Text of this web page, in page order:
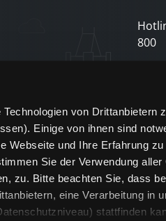
von Drittanbietern
Einige von ihnen sind
Webseite und Ihre Erfahrung zu
Sie der Verwendung aller
zu. Bitte beachten Sie, dass
eine Verarbeitung in
stattfinden
800
und